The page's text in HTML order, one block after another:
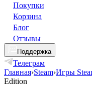
Покупки
Корзина
Блог
Отзывы
Поддержка
Телеграм
Главная›Steam›Игры
Edition